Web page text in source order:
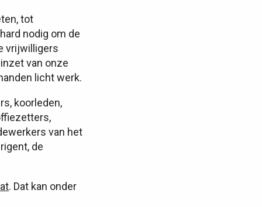
tot
nodig om de
vrijwilligers
van onze
licht werk.
koorleden,
van het
de
. Dat kan onder